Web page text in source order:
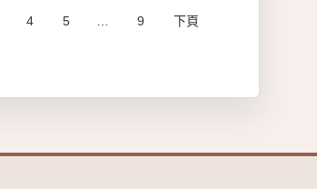
4 5 9 下頁